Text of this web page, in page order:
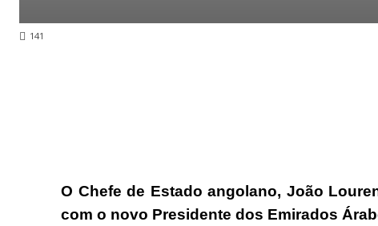
141
O Chefe de Estado angolano, João
com o novo Presidente dos Emirados